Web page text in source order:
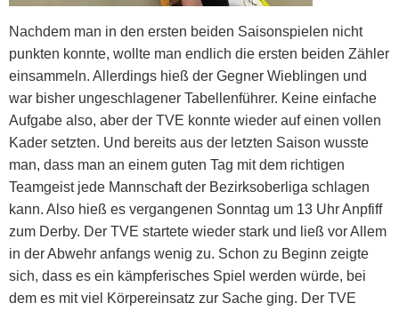
Nachdem man in den ersten beiden Saisonspielen nicht
punkten konnte, wollte man endlich die ersten beiden Zähler
einsammeln. Allerdings hieß der Gegner Wieblingen und
war bisher ungeschlagener Tabellenführer. Keine einfache
Aufgabe also, aber der TVE konnte wieder auf einen vollen
Kader setzten. Und bereits aus der letzten Saison wusste
man, dass man an einem guten Tag mit dem richtigen
Teamgeist jede Mannschaft der Bezirksoberliga schlagen
kann. Also hieß es vergangenen Sonntag um 13 Uhr Anpfiff
zum Derby. Der TVE startete wieder stark und ließ vor Allem
in der Abwehr anfangs wenig zu. Schon zu Beginn zeigte
sich, dass es ein kämpferisches Spiel werden würde, bei
dem es mit viel Körpereinsatz zur Sache ging. Der TVE